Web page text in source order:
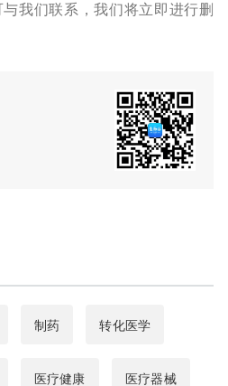
我们联系，我们将立即进行删
制药 转化医学
医疗健康 医疗器械